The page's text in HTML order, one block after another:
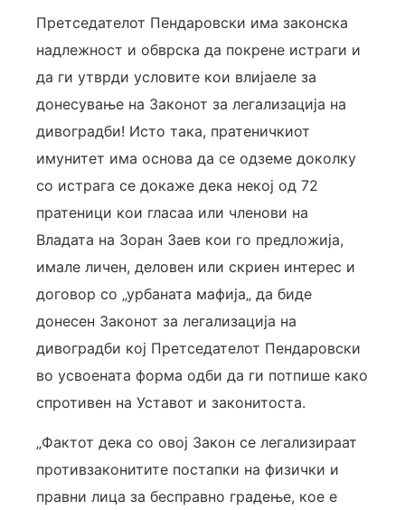
Претседателот Пендаровски има законска
надлежност и обврска да покрене истраги и
да ги утврди условите кои влијаеле за
донесување на Законот за легализација на
дивоградби! Исто така, пратеничкиот
имунитет има основа да се одземе доколку
со истрага се докаже дека некој од 72
пратеници кои гласаа или членови на
Владата на Зоран Заев кои го предложија,
имале личен, деловен или скриен интерес и
договор со „урбаната мафија„ да биде
донесен Законот за легализација на
дивоградби кој Претседателот Пендаровски
во усвоената форма одби да ги потпише како
спротивен на Уставот и законитоста.
„Фактот дека со овој Закон се легализираат
противзаконитите постапки на физички и
правни лица за бесправно градење, кое е